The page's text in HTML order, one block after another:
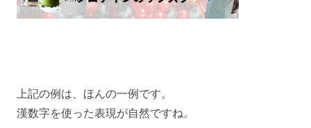
上記の例は、ほんの一例です。
漢数字を使った表現が自然ですね。